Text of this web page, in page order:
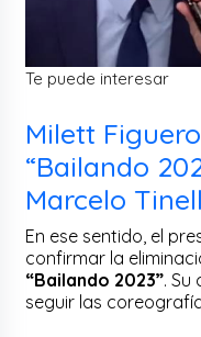
Te puede interesar
Milett
“Bailando
Marcelo
En ese sentido, el
confirmar la
“Bailando 2023”. Su
seguir las